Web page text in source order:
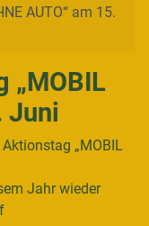
AUTO“ am 15.
„MOBIL
Juni
„MOBIL
Jahr wieder